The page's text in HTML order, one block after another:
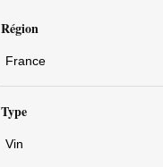
Région
France
Type
Vin